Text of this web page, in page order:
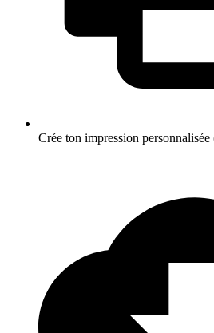
Crée ton impression personnalisée